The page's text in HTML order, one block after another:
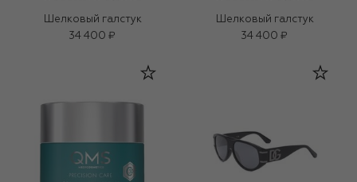
Шелковый галстук
34 400 ₽
Шелковый галстук
34 400 ₽